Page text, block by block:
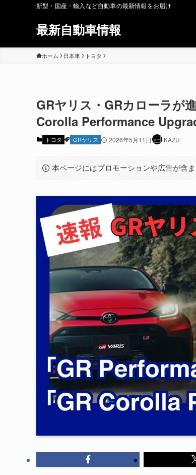
新型・国産・輸入など自動車の最新情報をお届け
最新自動車情報
ホーム 日本車 トヨタ
GRヤリス・GRカローラ
Corolla Performance
トヨタ GRヤリス 2026年5月11日 KAZU
本ページにはプロモーションや広告が含ま